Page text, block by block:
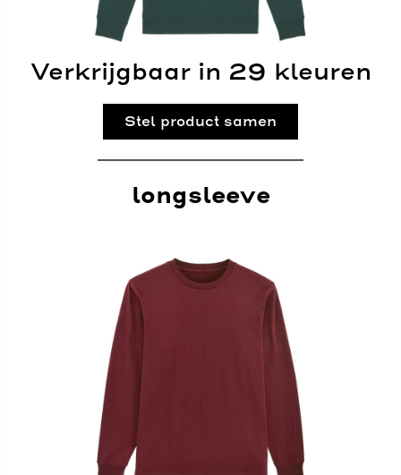
Verkrijgbaar in 29 kleuren
Stel product samen
longsleeve